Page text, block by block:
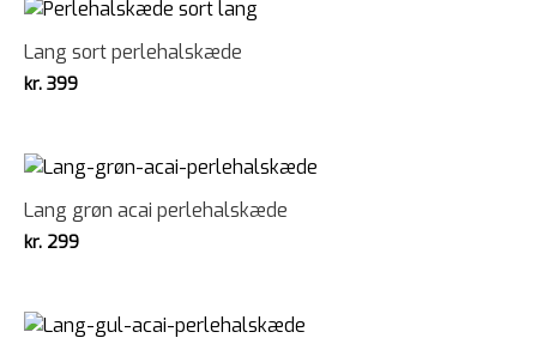
Lang sort perlehalskæde
kr. 399
Lang grøn acai perlehalskæde
kr. 299